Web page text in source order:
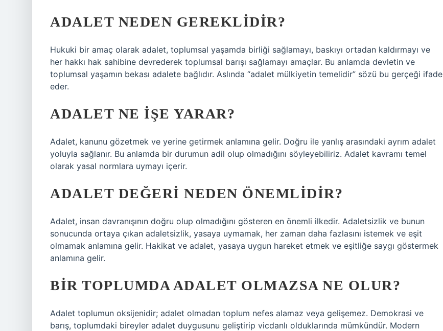
ADALET NEDEN GEREKLIDIR?
Hukuki bir amaç olarak adalet, toplumsal yaşamda birliği sağlamayı, baskıyı ortadan kaldırmayı ve
her hakkı hak sahibine devrederek toplumsal barışı sağlamayı amaçlar. Bu anlamda devletin ve
toplumsal yaşamın bekası adalete bağlıdır. Aslında “adalet mülkiyetin temelidir” sözü bu gerçeği ifade
eder.
ADALET NE IŞE YARAR?
Adalet, kanunu gözetmek ve yerine getirmek anlamına gelir. Doğru ile yanlış arasındaki ayrım adalet
yoluyla sağlanır. Bu anlamda bir durumun adil olup olmadığını söyleyebiliriz. Adalet kavramı temel
olarak yasal normlara uymayı içerir.
ADALET DEĞERI NEDEN ÖNEMLIDIR?
Adalet, insan davranışının doğru olup olmadığını gösteren en önemli ilkedir. Adaletsizlik ve bunun
sonucunda ortaya çıkan adaletsizlik, yasaya uymamak, her zaman daha fazlasını istemek ve eşit
olmamak anlamına gelir. Hakikat ve adalet, yasaya uygun hareket etmek ve eşitliğe saygı göstermek
anlamına gelir.
BIR TOPLUMDA ADALET OLMAZSA NE OLUR?
Adalet toplumun oksijenidir; adalet olmadan toplum nefes alamaz veya gelişemez. Demokrasi ve
barış, toplumdaki bireyler adalet duygusunu geliştirip vicdanlı olduklarında mümkündür. Modern